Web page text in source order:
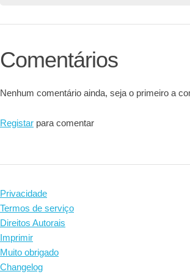
Comentários
Nenhum comentário ainda, seja o primeiro a
Registar para comentar
Privacidade
Termos de serviço
Direitos Autorais
Imprimir
Muito obrigado
Changelog